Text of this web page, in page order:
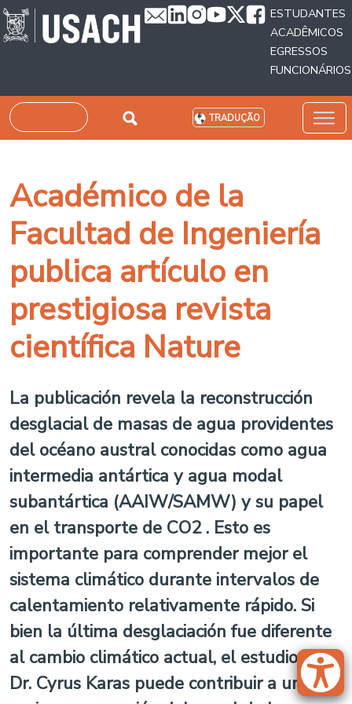
Passar para o conteúdo principal
ESTUDANTES
ACADÊMICOS
EGRESSOS
FUNCIONÁRIOS
Pesquisar TRADUÇÃO
Académico de la
Facultad de Ingeniería
publica artículo en
prestigiosa revista
científica Nature
La publicación revela la reconstrucción
desglacial de masas de agua providentes
del océano austral conocidas como agua
intermedia antártica y agua modal
subantártica (AAIW/SAMW) y su papel
en el transporte de CO2 . Esto es
importante para comprender mejor el
sistema climático durante intervalos de
calentamiento relativamente rápido. Si
bien la última desglaciación fue diferente
al cambio climático actual, el estudio del
Dr. Cyrus Karas puede contribuir a una